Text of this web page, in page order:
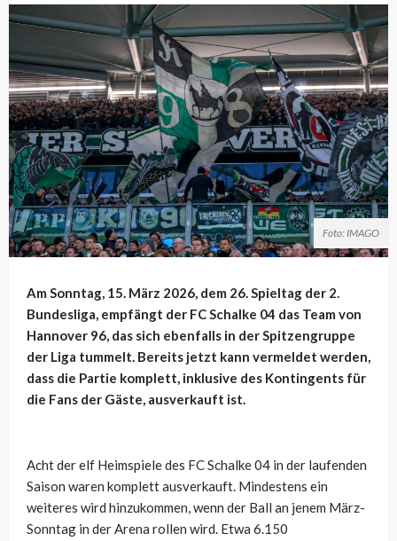
Foto: IMAGO
Am Sonntag, 15. März 2026, dem 26. Spieltag der 2.
Bundesliga, empfängt der FC Schalke 04 das Team von
Hannover 96, das sich ebenfalls in der Spitzengruppe
der Liga tummelt. Bereits jetzt kann vermeldet werden,
dass die Partie komplett, inklusive des Kontingents für
die Fans der Gäste, ausverkauft ist.
Acht der elf Heimspiele des FC Schalke 04 in der laufenden
Saison waren komplett ausverkauft. Mindestens ein
weiteres wird hinzukommen, wenn der Ball an jenem März-
Sonntag in der Arena rollen wird. Etwa 6.150